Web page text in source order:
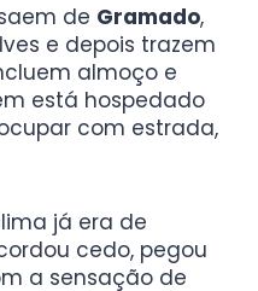
de Gramado,
e depois trazem
almoço e
está hospedado
com estrada,
já era de
cedo, pegou
a sensação de